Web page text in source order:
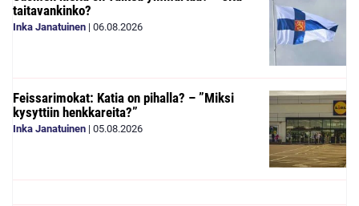
taitavankinko?
Inka Janatuinen | 06.08.2026
Feissarimokat: Katia on pihalla? – ”Miksi
kysyttiin henkkareita?”
Inka Janatuinen | 05.08.2026